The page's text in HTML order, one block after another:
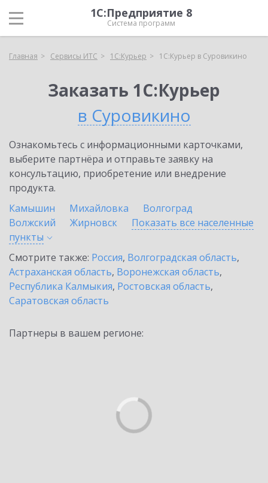
1С:Предприятие 8
Система программ
Главная Сервисы ИТС 1С:Курьер 1С:Курьер в Суровикино
Заказать 1С:Курьер
в Суровикино
Ознакомьтесь с информационными карточками,
выберите партнёра и отправьте заявку на
консультацию, приобретение или внедрение
продукта.
Камышин
Михайловка
Волгоград
Волжский
Жирновск
Показать все населенные
пункты
Смотрите также: Россия, Волгоградская область,
Астраханская область, Воронежская область,
Республика Калмыкия, Ростовская область,
Саратовская область
Партнеры в вашем регионе: